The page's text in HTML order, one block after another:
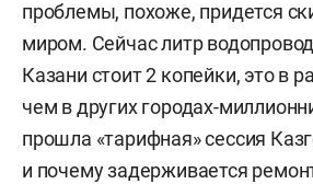
проблемы, похоже, придется
миром. Сейчас литр
Казани стоит 2 копейки, это в
чем в других городах-
прошла «тарифная» сессия
и почему задерживается